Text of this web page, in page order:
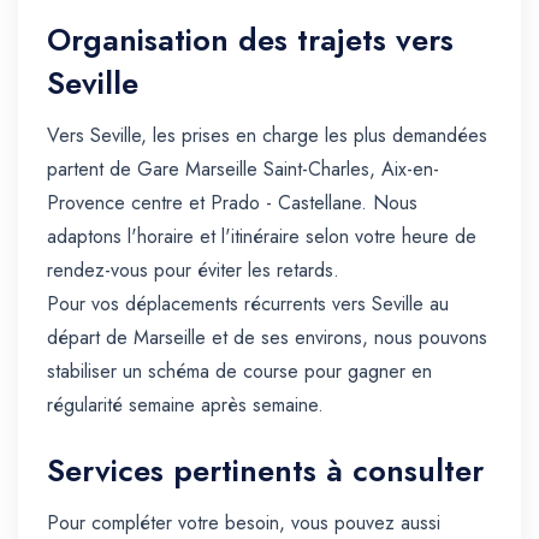
Organisation des trajets vers
Seville
Vers Seville, les prises en charge les plus demandées
partent de Gare Marseille Saint-Charles, Aix-en-
Provence centre et Prado - Castellane. Nous
adaptons l'horaire et l'itinéraire selon votre heure de
rendez-vous pour éviter les retards.
Pour vos déplacements récurrents vers Seville au
départ de Marseille et de ses environs, nous pouvons
stabiliser un schéma de course pour gagner en
régularité semaine après semaine.
Services pertinents à consulter
Pour compléter votre besoin, vous pouvez aussi